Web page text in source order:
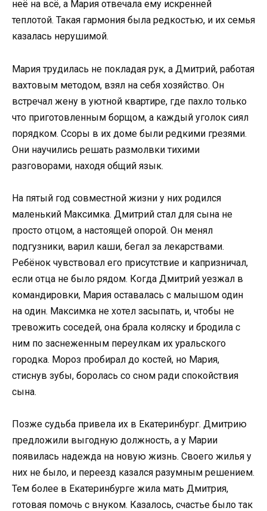
неё на всё, а Мария отвечала ему искренней
теплотой. Такая гармония была редкостью, и их семья
казалась нерушимой.
Мария трудилась не покладая рук, а Дмитрий, работая
вахтовым методом, взял на себя хозяйство. Он
встречал жену в уютной квартире, где пахло только
что приготовленным борщом, а каждый уголок сиял
порядком. Ссоры в их доме были редкими грезями.
Они научились решать размолвки тихими
разговорами, находя общий язык.
На пятый год совместной жизни у них родился
маленький Максимка. Дмитрий стал для сына не
просто отцом, а настоящей опорой. Он менял
подгузники, варил каши, бегал за лекарствами.
Ребёнок чувствовал его присутствие и капризничал,
если отца не было рядом. Когда Дмитрий уезжал в
командировки, Мария оставалась с малышом один
на один. Максимка не хотел засыпать, и, чтобы не
тревожить соседей, она брала коляску и бродила с
ним по заснеженным переулкам их уральского
городка. Мороз пробирал до костей, но Мария,
стиснув зубы, боролась со сном ради спокойствия
сына.
Позже судьба привела их в Екатеринбург. Дмитрию
предложили выгодную должность, а у Марии
появилась надежда на новую жизнь. Своего жилья у
них не было, и переезд казался разумным решением.
Тем более в Екатеринбурге жила мать Дмитрия,
готовая помочь с внуком. Казалось, счастье было так